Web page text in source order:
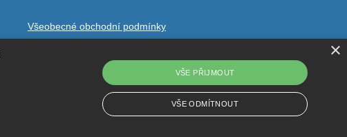
Všeobecné obchodní podmínky
Odstoupení od smlouvy
×
VŠE PŘIJMOUT
VŠE ODMÍTNOUT